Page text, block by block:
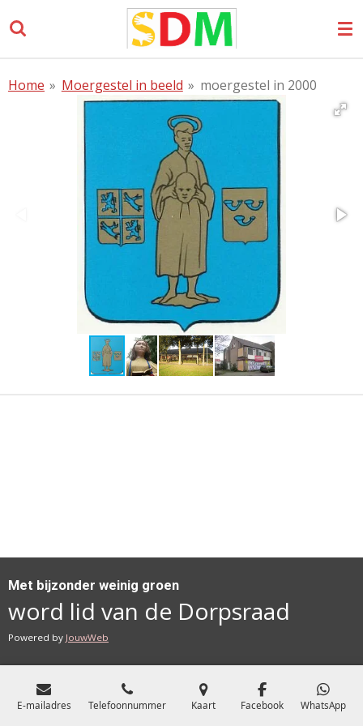
direct
hoofdinhoud
Home » Moergestel in beeld » moergestel in 2000
Met bijzonder weinig groen
word lid van de Dorpsraad
Powered by JouwWeb
E-mailadres Telefoonnummer Kaart Facebook WhatsApp